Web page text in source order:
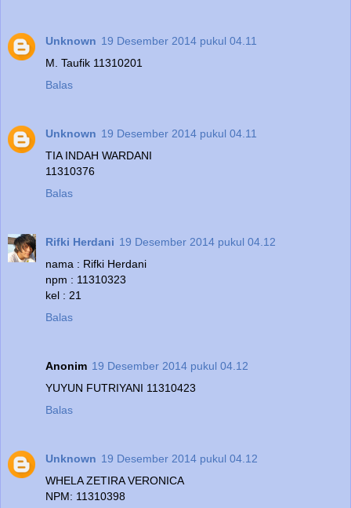
Unknown 19 Desember 2014 pukul 04.11
M. Taufik 11310201
Balas
Unknown 19 Desember 2014 pukul 04.11
TIA INDAH WARDANI
11310376
Balas
Rifki Herdani 19 Desember 2014 pukul 04.12
nama : Rifki Herdani
npm : 11310323
kel : 21
Balas
Anonim 19 Desember 2014 pukul 04.12
YUYUN FUTRIYANI 11310423
Balas
Unknown 19 Desember 2014 pukul 04.12
WHELA ZETIRA VERONICA
NPM: 11310398